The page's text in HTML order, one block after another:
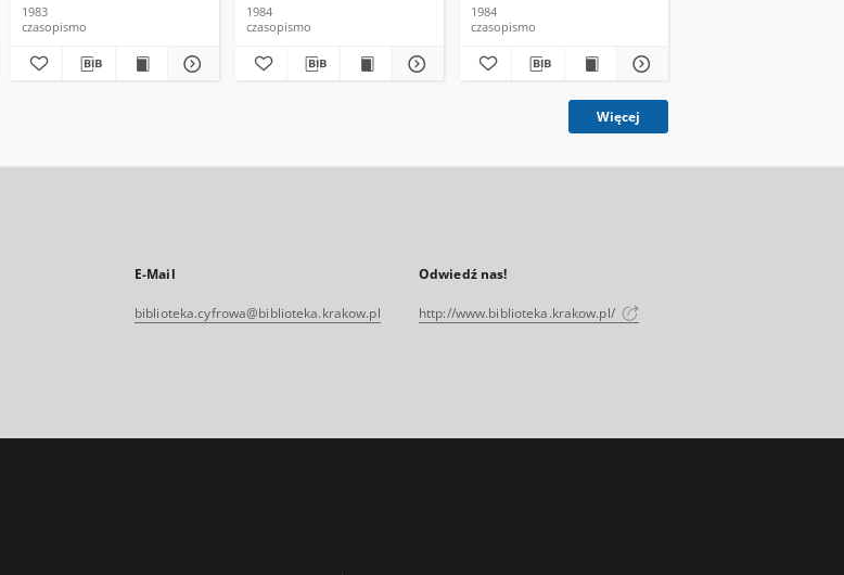
1983
czasopismo
1984
czasopismo
1984
czasopismo
Więcej
E-Mail
biblioteka.cyfrowa@biblioteka.krakow.pl
Odwiedź nas!
http://www.biblioteka.krakow.pl/